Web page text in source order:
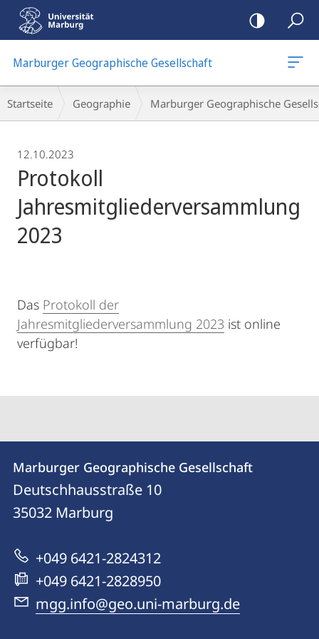
Mobile-
Navigation
Marburger Geographische Gesellschaft
Breadcrumb-
Navigation
Startseite Geographie Marburger Geographische
12.10.2023
Protokoll
Jahresmitgliederversammlung
2023
Das Protokoll der
Jahresmitgliederversammlung 2023 ist online
verfügbar!
Kontakt
und
Informationen
zur
Website
Kontaktinformationen
Marburger
Geographische
Gesellschaft
Marburger Geographische Gesellschaft
Deutschhausstraße 10
35032 Marburg
+049 6421-2824312
+049 6421-2828950
mgg.info@geo.uni-marburg.de